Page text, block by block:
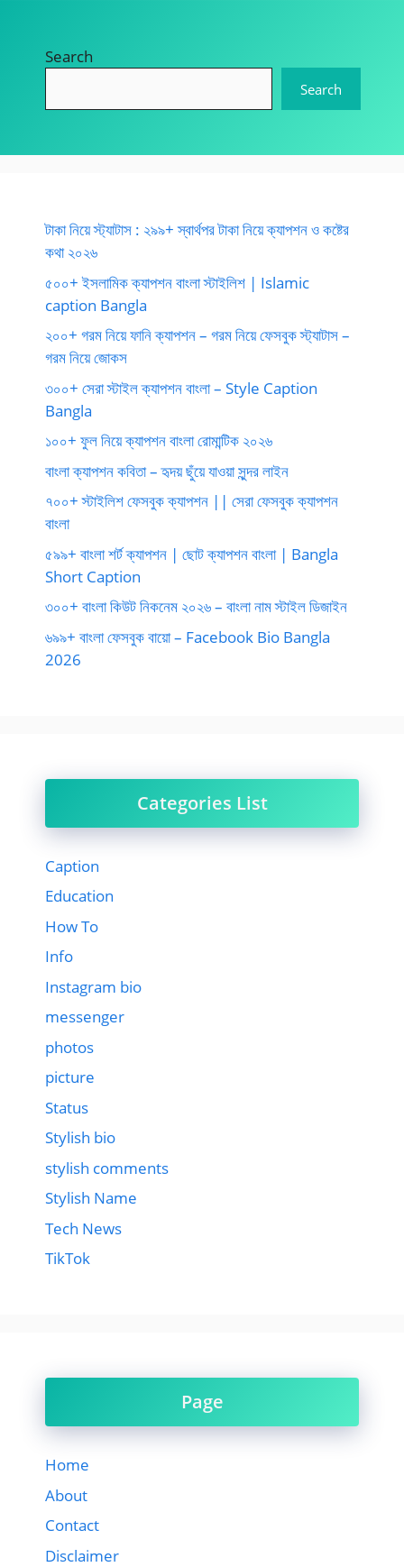
Search
Search
টাকা নিয়ে স্ট্যাটাস : ২৯৯+ স্বার্থপর টাকা নিয়ে ক্যাপশন ও কষ্টের
কথা ২০২৬
৫০০+ ইসলামিক ক্যাপশন বাংলা স্টাইলিশ | Islamic
caption Bangla
২০০+ গরম নিয়ে ফানি ক্যাপশন – গরম নিয়ে ফেসবুক স্ট্যাটাস –
গরম নিয়ে জোকস
৩০০+ সেরা স্টাইল ক্যাপশন বাংলা – Style Caption
Bangla
১০০+ ফুল নিয়ে ক্যাপশন বাংলা রোমান্টিক ২০২৬
বাংলা ক্যাপশন কবিতা – হৃদয় ছুঁয়ে যাওয়া সুন্দর লাইন
৭০০+ স্টাইলিশ ফেসবুক ক্যাপশন || সেরা ফেসবুক ক্যাপশন
বাংলা
৫৯৯+ বাংলা শর্ট ক্যাপশন | ছোট ক্যাপশন বাংলা | Bangla
Short Caption
৩০০+ বাংলা কিউট নিকনেম ২০২৬ – বাংলা নাম স্টাইল ডিজাইন
৬৯৯+ বাংলা ফেসবুক বায়ো – Facebook Bio Bangla
2026
Categories List
Caption
Education
How To
Info
Instagram bio
messenger
photos
picture
Status
Stylish bio
stylish comments
Stylish Name
Tech News
TikTok
Page
Home
About
Contact
Disclaimer